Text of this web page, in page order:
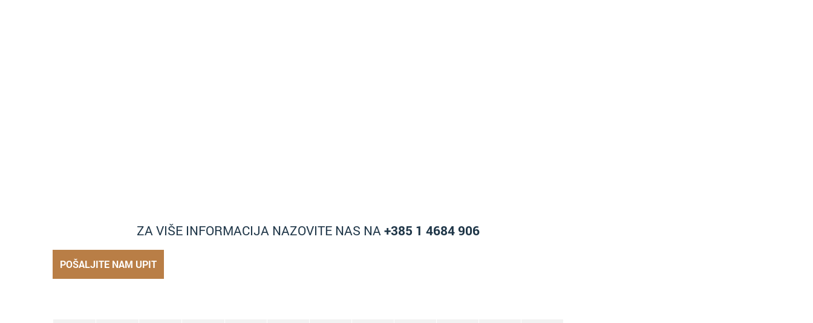
ZA VIŠE INFORMACIJA NAZOVITE NAS NA+385 1 4684 906
POŠALJITE NAM UPIT